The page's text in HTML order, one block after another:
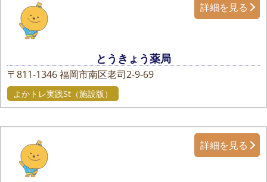
とうきょう薬局
〒811-1346福岡市南区老司2-9-69
詳細を見る
よかトレ実践St（施設版）
詳細を見る